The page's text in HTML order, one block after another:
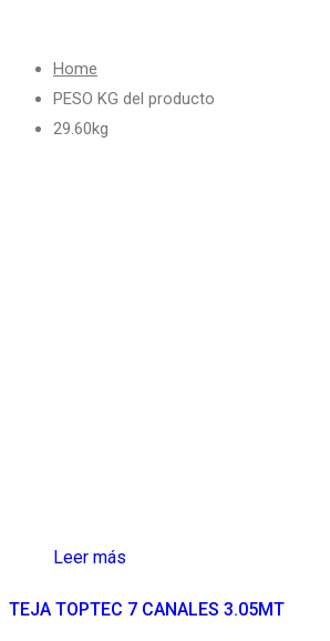
Home
PESO KG del producto
29.60kg
Leer más
TEJA TOPTEC 7 CANALES 3.05MT